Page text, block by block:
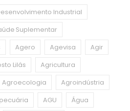
Industrial
Suplementar
Agero Agevisa
Agir
Lilás
Agricultura
Agroecologia
Agroindústria
AGU
Água